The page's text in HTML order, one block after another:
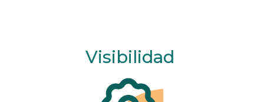
Visibilidad